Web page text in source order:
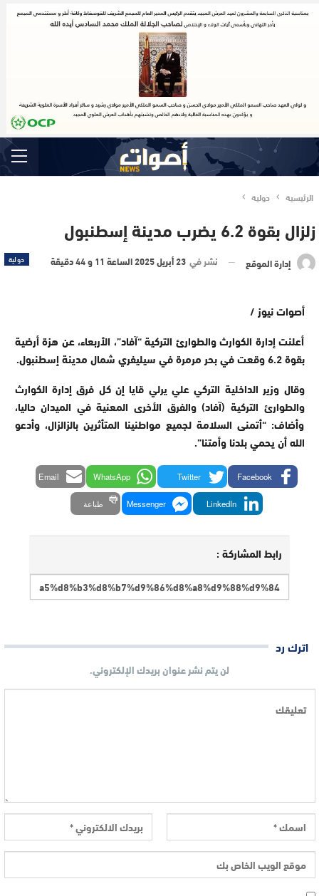
الرئيسية دولية
زلزال بقوة 6.2 يضرب مدينة إسطنبول
دولية إدارة الموقع نشر في 23 أبريل 2025 الساعة 11 و 44 دقيقة
أصوات نيوز /
أعلنت إدارة الكوارث والطوارئ التركية “آفاد”، الأربعاء، عن هزة أرضية
بقوة 6.2 وقعت في بحر مرمرة في سيليفري شمال مدينة إسطنبول.
وقال وزير الداخلية التركي علي يرلي قايا إن كل فرق إدارة الكوارث
والطوارئ التركية (آفاد) والفرق الأخرى المعنية في الميدان حاليا،
وأضاف: “أتمنى السلامة لجميع مواطنينا المتأثرين بالزالزال، وأدعو
الله أن يحمي بلدنا وأمتنا”.
Facebook
Twitter
WhatsApp
Email
LinkedIn
Messenger طباعة
رابط المشاركة :
اترك رد
لن يتم نشر عنوان بريدك الإلكتروني.